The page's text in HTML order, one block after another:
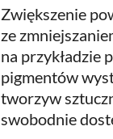
Zwiększenie
ze
na przykładzie
pigmentów
tworzyw
swobodnie